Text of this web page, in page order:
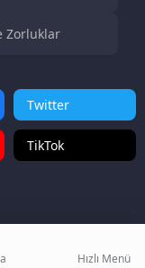
Zorluklar
Twitter
TikTok
Hızlı Menü